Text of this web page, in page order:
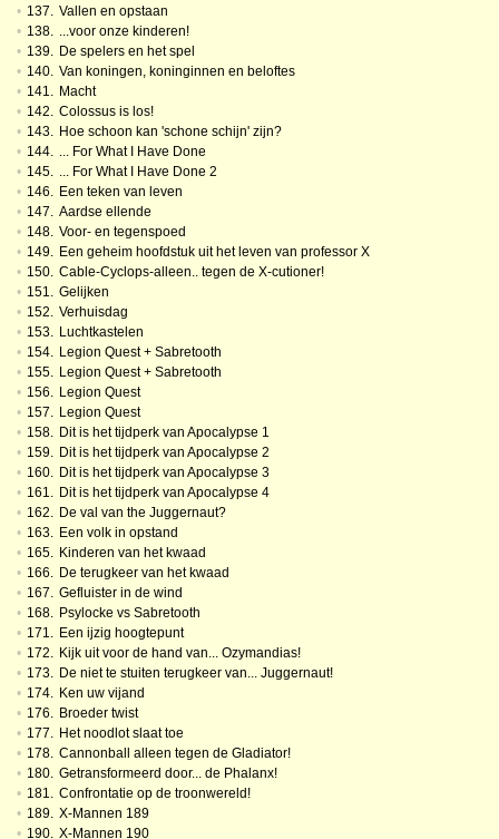
• 137. Vallen en opstaan
• 138. ...voor onze kinderen!
• 139. De spelers en het spel
• 140. Van koningen, koninginnen en beloftes
• 141. Macht
• 142. Colossus is los!
• 143. Hoe schoon kan 'schone schijn' zijn?
• 144. ... For What I Have Done
• 145. ... For What I Have Done 2
• 146. Een teken van leven
• 147. Aardse ellende
• 148. Voor- en tegenspoed
• 149. Een geheim hoofdstuk uit het leven van professor X
• 150. Cable-Cyclops-alleen.. tegen de X-cutioner!
• 151. Gelijken
• 152. Verhuisdag
• 153. Luchtkastelen
• 154. Legion Quest + Sabretooth
• 155. Legion Quest + Sabretooth
• 156. Legion Quest
• 157. Legion Quest
• 158. Dit is het tijdperk van Apocalypse 1
• 159. Dit is het tijdperk van Apocalypse 2
• 160. Dit is het tijdperk van Apocalypse 3
• 161. Dit is het tijdperk van Apocalypse 4
• 162. De val van the Juggernaut?
• 163. Een volk in opstand
• 165. Kinderen van het kwaad
• 166. De terugkeer van het kwaad
• 167. Gefluister in de wind
• 168. Psylocke vs Sabretooth
• 171. Een ijzig hoogtepunt
• 172. Kijk uit voor de hand van... Ozymandias!
• 173. De niet te stuiten terugkeer van... Juggernaut!
• 174. Ken uw vijand
• 176. Broeder twist
• 177. Het noodlot slaat toe
• 178. Cannonball alleen tegen de Gladiator!
• 180. Getransformeerd door... de Phalanx!
• 181. Confrontatie op de troonwereld!
• 189. X-Mannen 189
• 190. X-Mannen 190